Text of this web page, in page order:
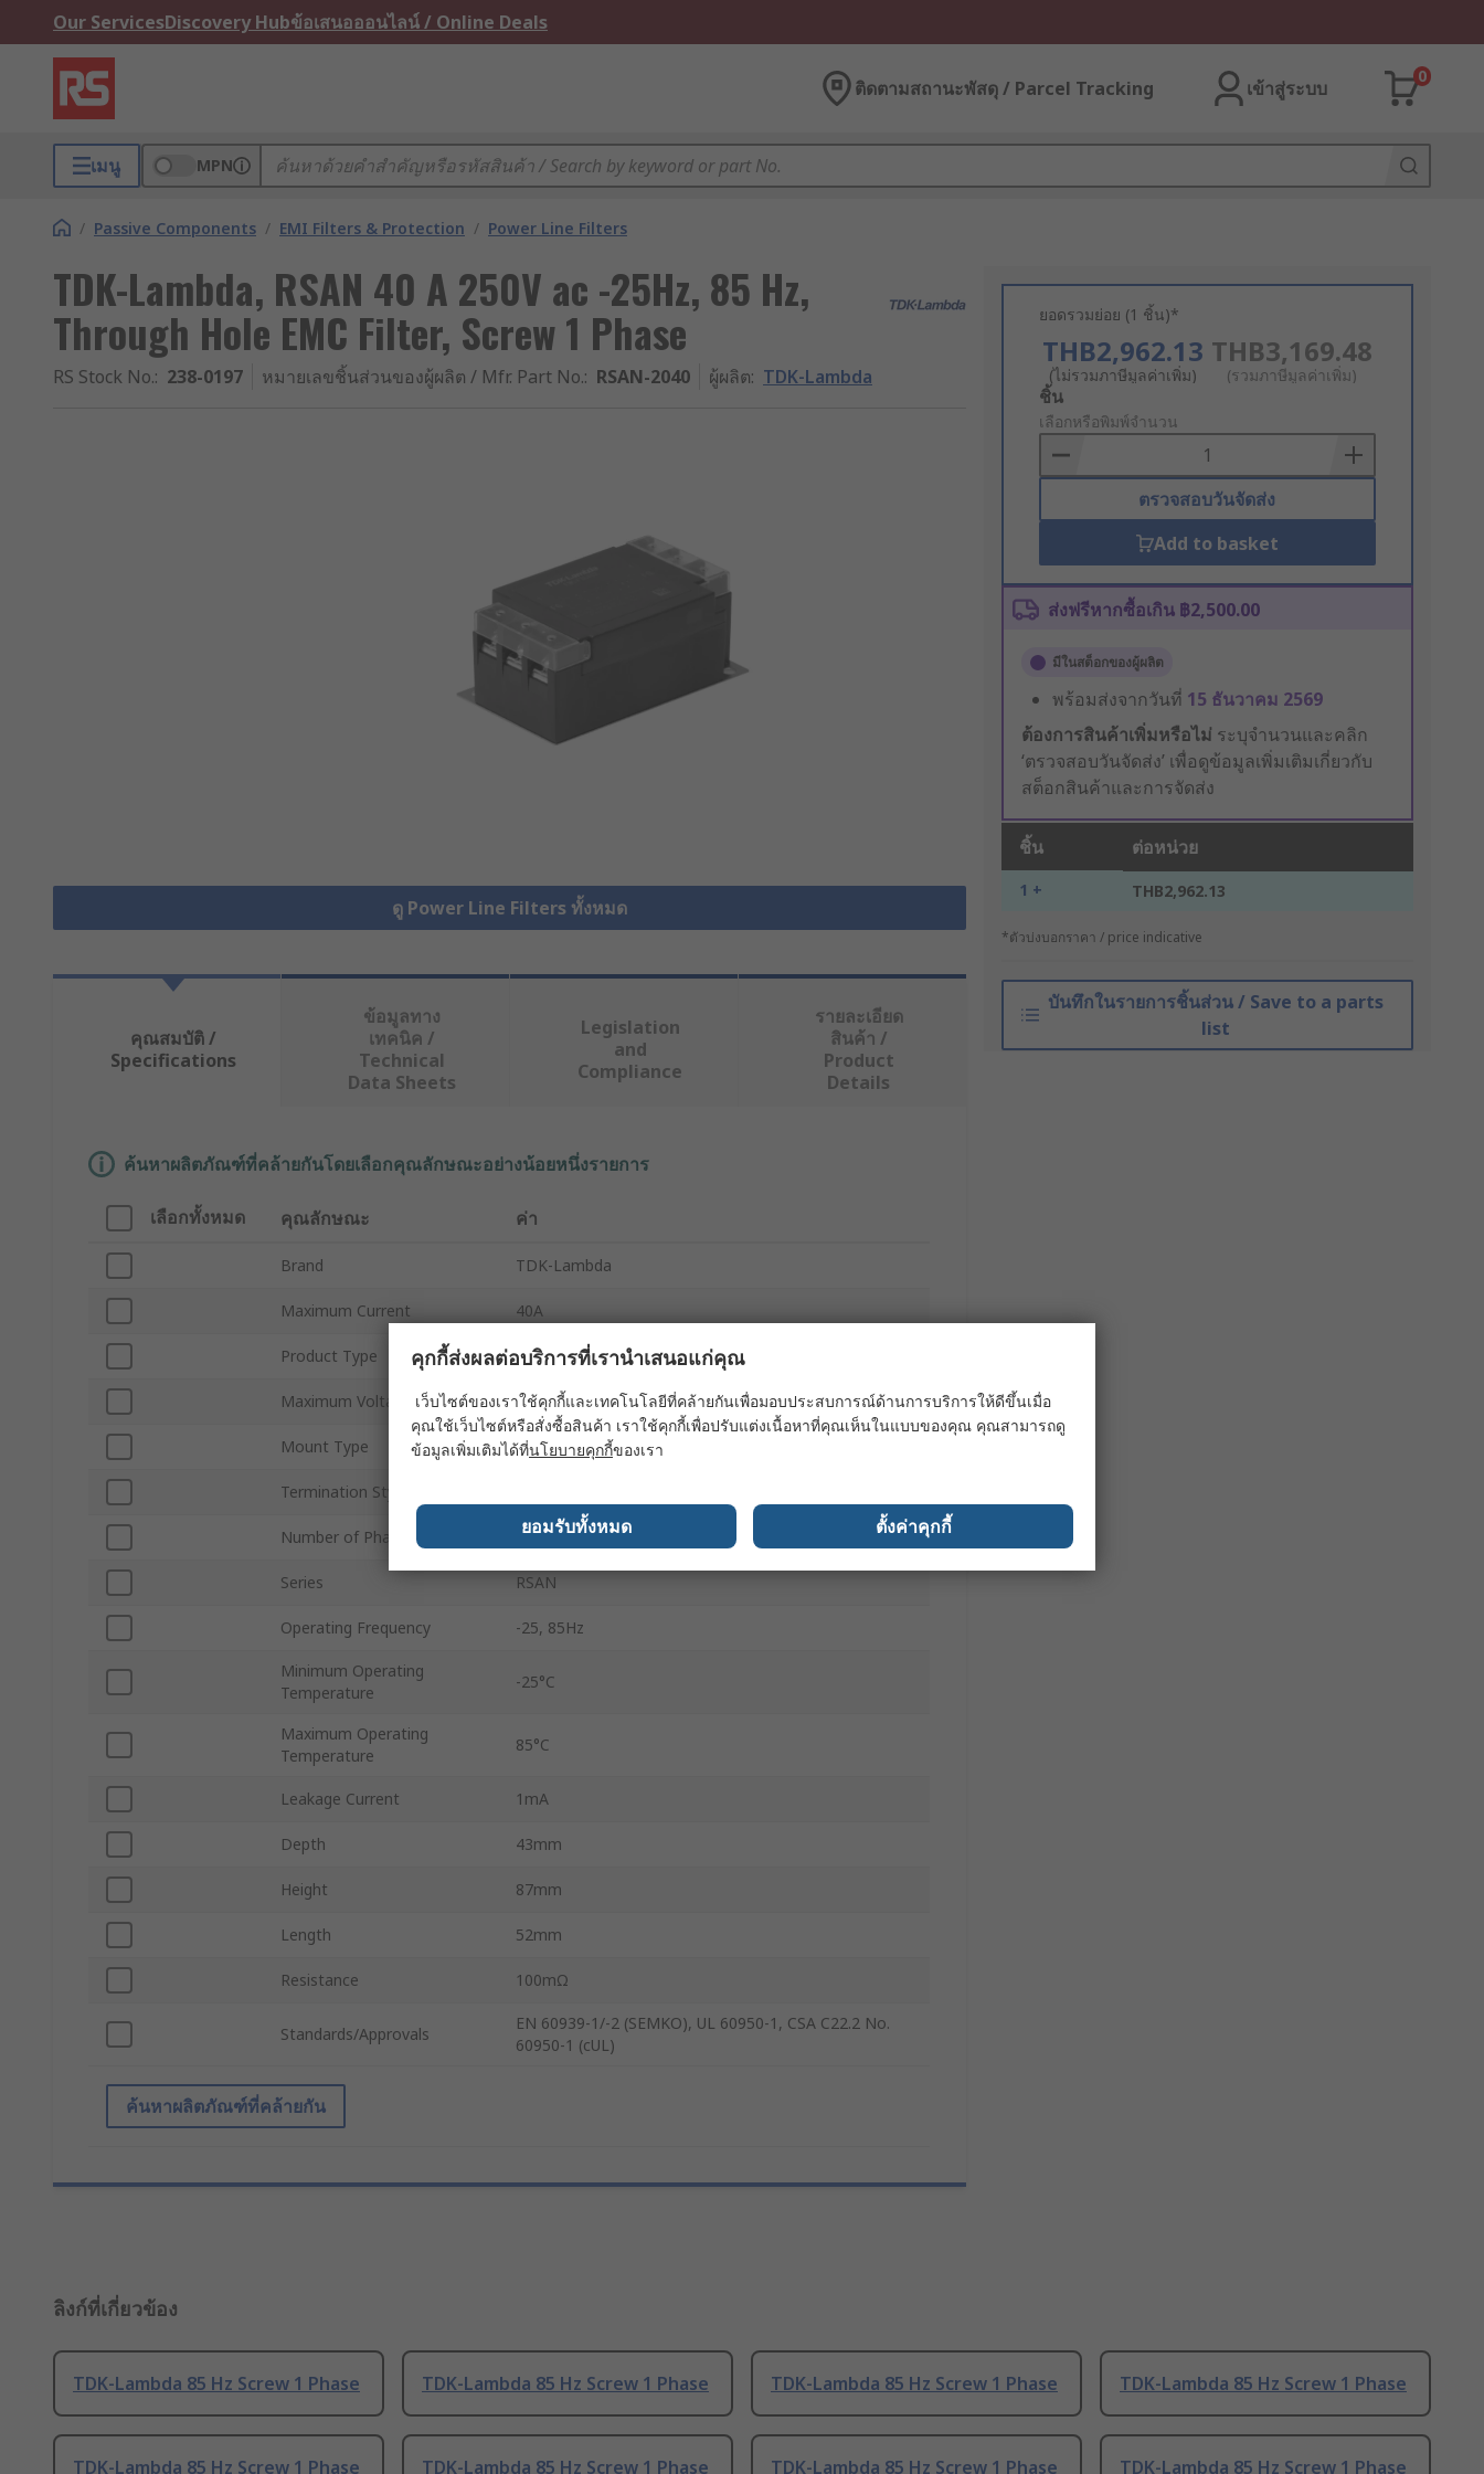
Our ServicesDiscovery Hubข้อเสนอออนไลน์ / Online Deals
ติดตามสถานะพัสดุ / Parcel Tracking เข้าสู่ระบบ
0
เมนู MPN
/ Passive Components / EMI Filters & Protection / Power Line Filters
TDK-Lambda, RSAN 40 A 250V ac -25Hz, 85 Hz,
Through Hole EMC Filter, Screw 1 Phase
RS Stock No.: 238-0197 หมายเลขชิ้นส่วนของผู้ผลิต / Mfr. Part No.: RSAN-2040 ผู้ผลิต: TDK-Lambda
ดู Power Line Filters ทั้งหมด
ยอดรวมย่อย (1 ชิ้น)*
THB2,962.13
(ไม่รวมภาษีมูลค่าเพิ่ม)
THB3,169.48
(รวมภาษีมูลค่าเพิ่ม)
Add
to
Basket
ชิ้น
เลือกหรือพิมพ์จำนวน
ตรวจสอบวันจัดส่ง
Add to basket
ส่งฟรีหากซื้อเกิน ฿2,500.00
มีในสต็อกของผู้ผลิต
พร้อมส่งจากวันที่ 15 ธันวาคม 2569
ต้องการสินค้าเพิ่มหรือไม่ ระบุจำนวนและคลิก
‘ตรวจสอบวันจัดส่ง’ เพื่อดูข้อมูลเพิ่มเติมเกี่ยวกับ
สต็อกสินค้าและการจัดส่ง
ชิ้น ต่อหน่วย
1 + THB2,962.13
*ตัวบ่งบอกราคา / price indicative
บันทึกในรายการชิ้นส่วน / Save to a parts
list
คุณสมบัติ /
Specifications
ข้อมูลทาง
เทคนิค /
Technical
Data Sheets
Legislation
and
Compliance
รายละเอียด
สินค้า /
Product
Details
ค้นหาผลิตภัณฑ์ที่คล้ายกันโดยเลือกคุณลักษณะอย่างน้อยหนึ่งรายการ
เลือกทั้งหมด คุณลักษณะ ค่า
Brand TDK-Lambda
Maximum Current 40A
Product Type EMC Filter
Maximum Voltage 250V ac
Mount Type Through Hole
Termination Style
Number of Phases 1
Series RSAN
Operating Frequency -25, 85Hz
Minimum Operating
Temperature
-25°C
Maximum Operating
Temperature
85°C
Leakage Current 1mA
Depth 43mm
Height 87mm
Length 52mm
Resistance 100mΩ
Standards/Approvals
EN 60939-1/-2 (SEMKO), UL 60950-1, CSA C22.2 No.
60950-1 (cUL)
ค้นหาผลิตภัณฑ์ที่คล้ายกัน
ลิงก์ที่เกี่ยวข้อง
TDK-Lambda 85 Hz Screw 1 Phase TDK-Lambda 85 Hz Screw 1 Phase TDK-Lambda 85 Hz Screw 1 Phase TDK-Lambda 85 Hz Screw 1 Phase
TDK-Lambda 85 Hz Screw 1 Phase TDK-Lambda 85 Hz Screw 1 Phase TDK-Lambda 85 Hz Screw 1 Phase TDK-Lambda 85 Hz Screw 1 Phase
คุกกี้ส่งผลต่อบริการที่เรานำเสนอแก่คุณ
เว็บไซต์ของเราใช้คุกกี้และเทคโนโลยีที่คล้ายกันเพื่อมอบประสบการณ์ด้านการบริการให้ดีขึ้นเมื่อ
คุณใช้เว็บไซต์หรือสั่งซื้อสินค้า เราใช้คุกกี้เพื่อปรับแต่งเนื้อหาที่คุณเห็นในแบบของคุณ คุณสามารถดู
ข้อมูลเพิ่มเติมได้ที่นโยบายคุกกี้ของเรา
ยอมรับทั้งหมด ตั้งค่าคุกกี้